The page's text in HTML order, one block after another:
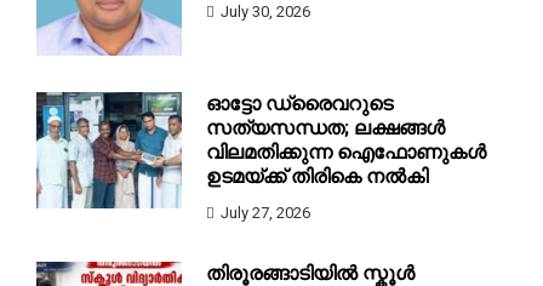
July 30, 2026
ഓട്ടോ ഡ്രൈവറുടെ
സത്യസന്ധത; ലക്ഷങ്ങൾ
വിലമതിക്കുന്ന ഐഫോണുകൾ
ഉടമയ്ക്ക് തിരികെ നൽകി
July 27, 2026
തിരൂരങ്ങാടിയിൽ സ്കൂൾ